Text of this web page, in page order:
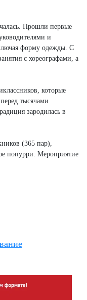
Прошли первые
и
форму одежды. С
с хореографами, а
которые
тысячами
зародилась в
(365 пар),
попурри. Мероприятие